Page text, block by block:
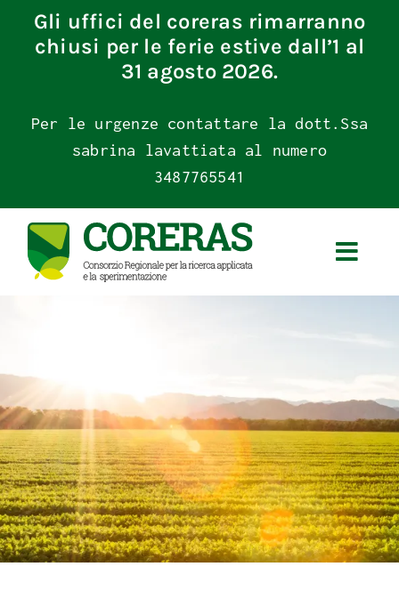
content
Gli uffici del coreras rimarranno
chiusi per le ferie estive dall’1 al
31 agosto 2026.
Per le urgenze contattare la dott.Ssa
sabrina lavattiata al numero
3487765541